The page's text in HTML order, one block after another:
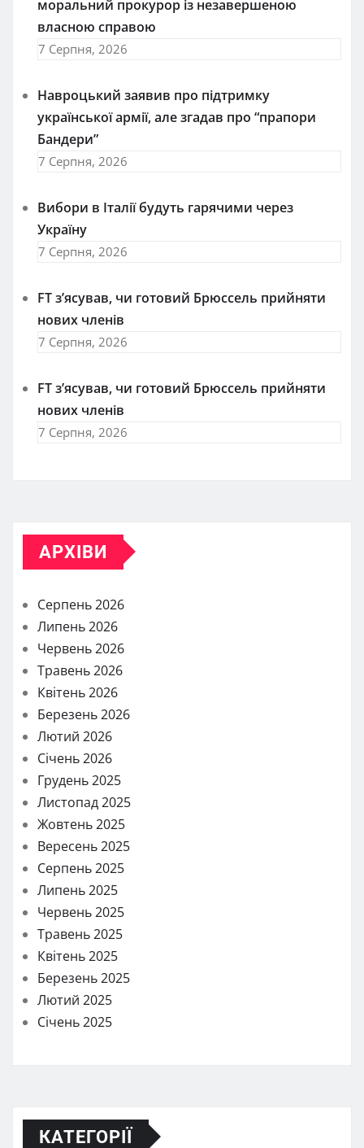
моральний прокурор із незавершеною
власною справою
7 Серпня, 2026
Навроцький заявив про підтримку
української армії, але згадав про “прапори
Бандери”
7 Серпня, 2026
Вибори в Італії будуть гарячими через
Україну
7 Серпня, 2026
FT зʼясував, чи готовий Брюссель прийняти
нових членів
7 Серпня, 2026
FT зʼясував, чи готовий Брюссель прийняти
нових членів
7 Серпня, 2026
АРХІВИ
Серпень 2026
Липень 2026
Червень 2026
Травень 2026
Квітень 2026
Березень 2026
Лютий 2026
Січень 2026
Грудень 2025
Листопад 2025
Жовтень 2025
Вересень 2025
Серпень 2025
Липень 2025
Червень 2025
Травень 2025
Квітень 2025
Березень 2025
Лютий 2025
Січень 2025
КАТЕГОРІЇ